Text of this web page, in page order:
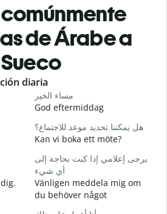
de Árabe a
Sueco
diaria
مساء الخير
God eftermiddag
هل يمكننا تحديد موعد للاجتماع؟
Kan vi boka ett möte?
يرجى إعلامي إذا كنت بحاجة إلى
أي شيء
Vänligen meddela mig om
du behöver något